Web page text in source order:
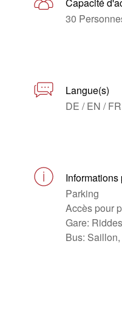
30
Langue(s)
DE / EN / FR
Parking
Accès pour
Gare: Riddes
Bus: